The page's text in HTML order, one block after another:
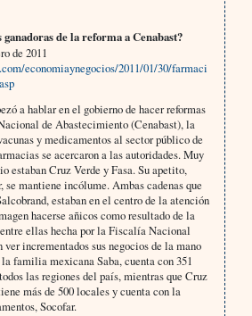
de la reforma a Cenabast?
de 2011
economiaynegocios/2011/01/30/farmaci
a hablar en el gobierno de hacer reformas
de Abastecimiento (Cenabast), la
y medicamentos al sector público de
se acercaron a las autoridades. Muy
estaban Cruz Verde y Fasa. Su apetito,
se mantiene incólume. Ambas cadenas que
estaban en el centro de la atención
hacerse añicos como resultado de la
ellas hecha por la Fiscalía Nacional
incrementados sus negocios de la mano
familia mexicana Saba, cuenta con 351
las regiones del país, mientras que Cruz
más de 500 locales y cuenta con la
Socofar.